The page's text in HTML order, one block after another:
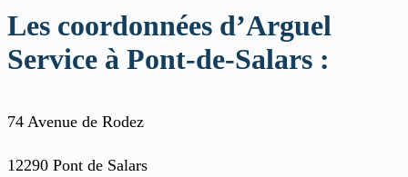
Les coordonnées d’Arguel
Service à Pont-de-Salars :
74 Avenue de Rodez
12290 Pont de Salars